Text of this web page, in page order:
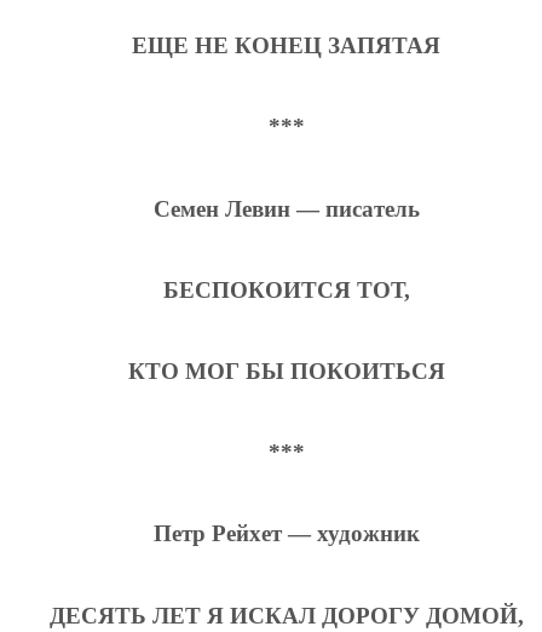
ЕЩЕ НЕ КОНЕЦ ЗАПЯТАЯ
***
Семен Левин — писатель
БЕСПОКОИТСЯ ТОТ,
КТО МОГ БЫ ПОКОИТЬСЯ
***
Петр Рейхет — художник
ДЕСЯТЬ ЛЕТ Я ИСКАЛ ДОРОГУ ДОМОЙ,